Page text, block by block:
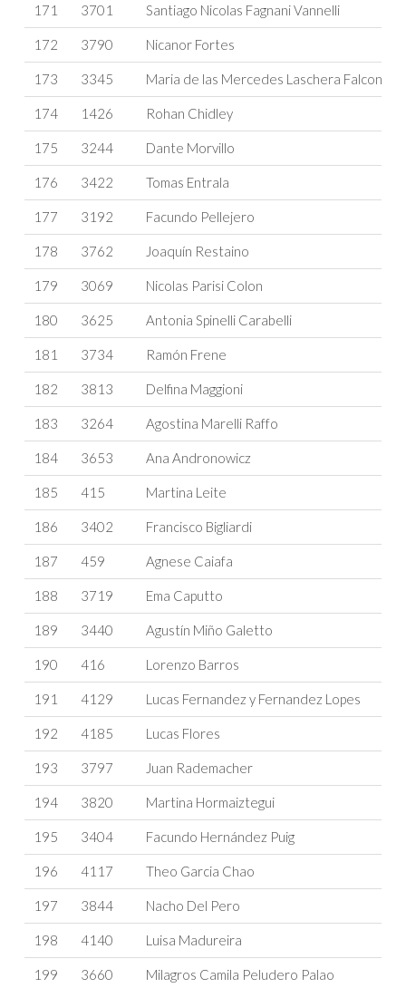
171 3701 Santiago Nicolas Fagnani Vannelli
172 3790 Nicanor Fortes
173 3345 Maria de las Mercedes Laschera Falcon
174 1426 Rohan Chidley
175 3244 Dante Morvillo
176 3422 Tomas Entrala
177 3192 Facundo Pellejero
178 3762 Joaquín Restaino
179 3069 Nicolas Parisi Colon
180 3625 Antonia Spinelli Carabelli
181 3734 Ramón Frene
182 3813 Delfina Maggioni
183 3264 Agostina Marelli Raffo
184 3653 Ana Andronowicz
185 415 Martina Leite
186 3402 Francisco Bigliardi
187 459 Agnese Caiafa
188 3719 Ema Caputto
189 3440 Agustín Miño Galetto
190 416 Lorenzo Barros
191 4129 Lucas Fernandez y Fernandez Lopes
192 4185 Lucas Flores
193 3797 Juan Rademacher
194 3820 Martina Hormaiztegui
195 3404 Facundo Hernández Puig
196 4117 Theo Garcia Chao
197 3844 Nacho Del Pero
198 4140 Luisa Madureira
199 3660 Milagros Camila Peludero Palao